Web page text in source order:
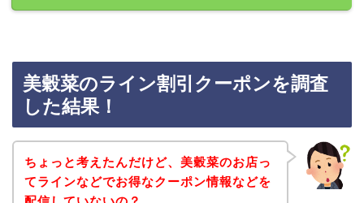
美穀菜のライン割引クーポンを調査
した結果！
ちょっと考えたんだけど、美穀菜のお店っ
てラインなどでお得なクーポン情報などを